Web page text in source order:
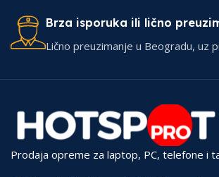
Brza isporuka ili lično
Lično preuzimanje u Beogradu, uz
Prodaja opreme za laptop, PC, telefone i